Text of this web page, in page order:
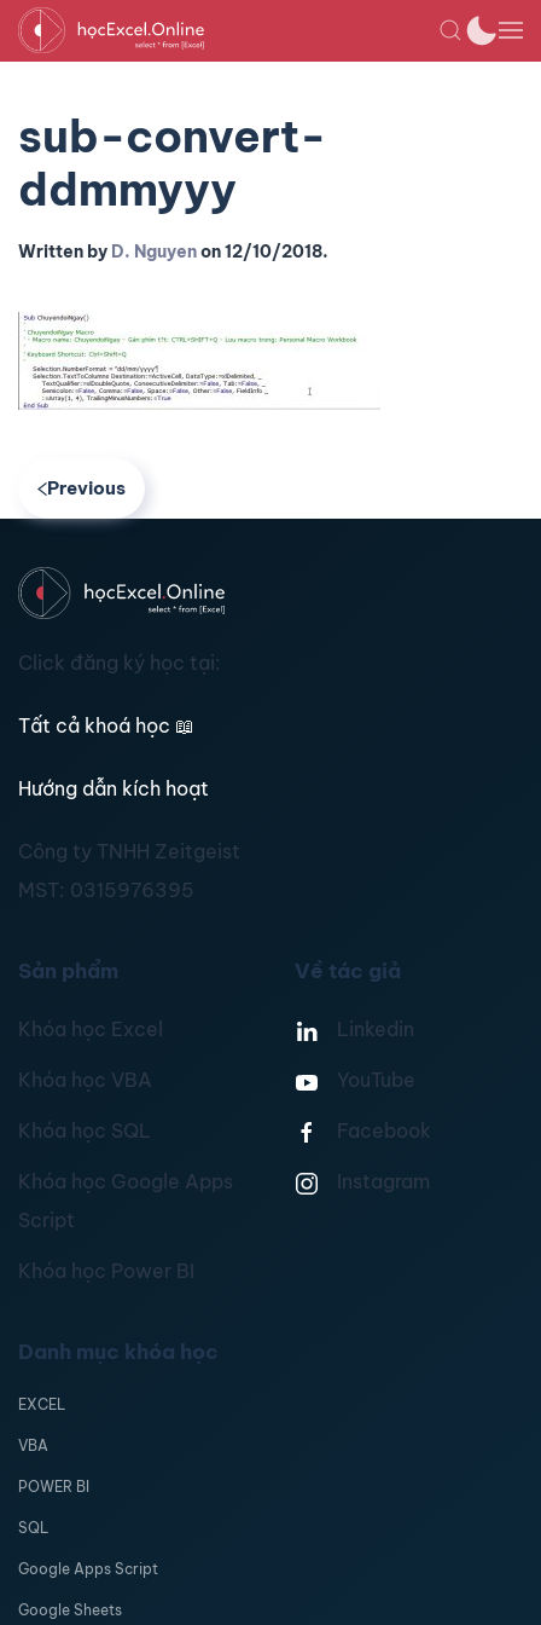
sub-convert-
ddmmyyy
Written by D. Nguyenon12/10/2018.
Previous
Click đăng ký học tại:
Tất cả khoá học 📖
Hướng dẫn kích hoạt
Công ty TNHH Zeitgeist
MST: 0315976395
Sản phẩm
Khóa học Excel
Khóa học VBA
Khóa học SQL
Khóa học Google Apps
Script
Khóa học Power BI
Về tác giả
Linkedin
YouTube
Facebook
Instagram
Danh mục khóa học
EXCEL
VBA
POWER BI
SQL
Google Apps Script
Google Sheets